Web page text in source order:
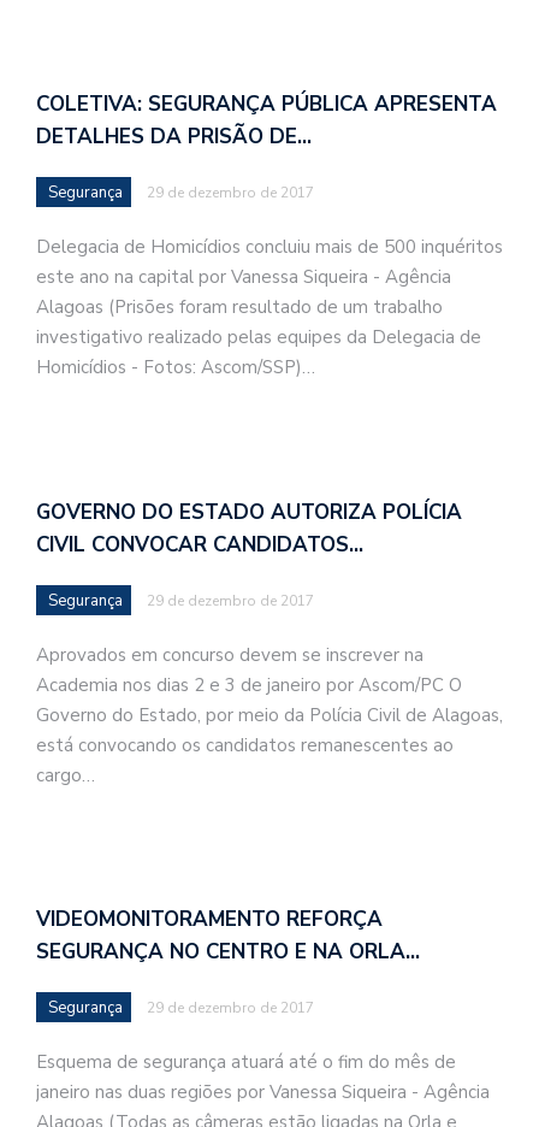
COLETIVA: SEGURANÇA PÚBLICA APRESENTA
DETALHES DA PRISÃO DE…
Segurança 29 de dezembro de 2017
Delegacia de Homicídios concluiu mais de 500 inquéritos
este ano na capital por Vanessa Siqueira - Agência
Alagoas (Prisões foram resultado de um trabalho
investigativo realizado pelas equipes da Delegacia de
Homicídios - Fotos: Ascom/SSP)…
GOVERNO DO ESTADO AUTORIZA POLÍCIA
CIVIL CONVOCAR CANDIDATOS…
Segurança 29 de dezembro de 2017
Aprovados em concurso devem se inscrever na
Academia nos dias 2 e 3 de janeiro por Ascom/PC O
Governo do Estado, por meio da Polícia Civil de Alagoas,
está convocando os candidatos remanescentes ao
cargo…
VIDEOMONITORAMENTO REFORÇA
SEGURANÇA NO CENTRO E NA ORLA…
Segurança 29 de dezembro de 2017
Esquema de segurança atuará até o fim do mês de
janeiro nas duas regiões por Vanessa Siqueira - Agência
Alagoas (Todas as câmeras estão ligadas na Orla e